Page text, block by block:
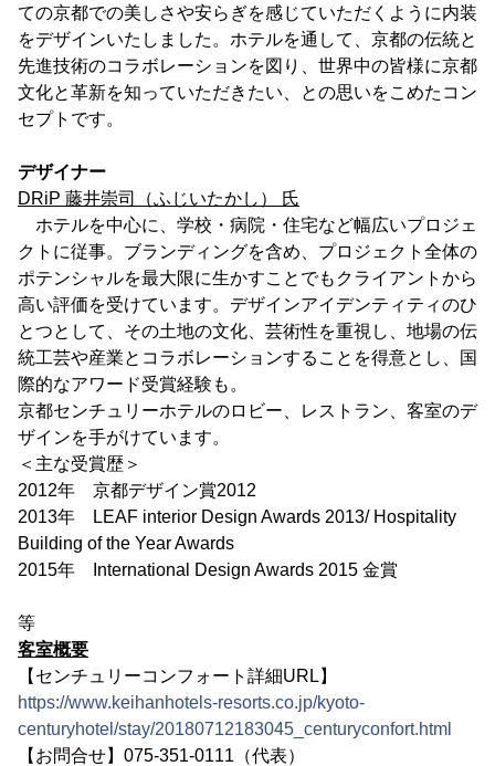
ての京都での美しさや安らぎを感じていただくように内装
をデザインいたしました。ホテルを通して、京都の伝統と
先進技術のコラボレーションを図り、世界中の皆様に京都
文化と革新を知っていただきたい、との思いをこめたコン
セプトです。
デザイナー
DRiP 藤井崇司（ふじいたかし） 氏
ホテルを中心に、学校・病院・住宅など幅広いプロジェ
クトに従事。ブランディングを含め、プロジェクト全体の
ポテンシャルを最大限に生かすことでもクライアントから
高い評価を受けています。デザインアイデンティティのひ
とつとして、その土地の文化、芸術性を重視し、地場の伝
統工芸や産業とコラボレーションすることを得意とし、国
際的なアワード受賞経験も。
京都センチュリーホテルのロビー、レストラン、客室のデ
ザインを手がけています。
＜主な受賞歴＞
2012年 京都デザイン賞2012
2013年 LEAF interior Design Awards 2013/ Hospitality
Building of the Year Awards
2015年 International Design Awards 2015 金賞
等
客室概要
【センチュリーコンフォート詳細URL】
https://www.keihanhotels-resorts.co.jp/kyoto-
centuryhotel/stay/20180712183045_centuryconfort.html
【お問合せ】075-351-0111（代表）